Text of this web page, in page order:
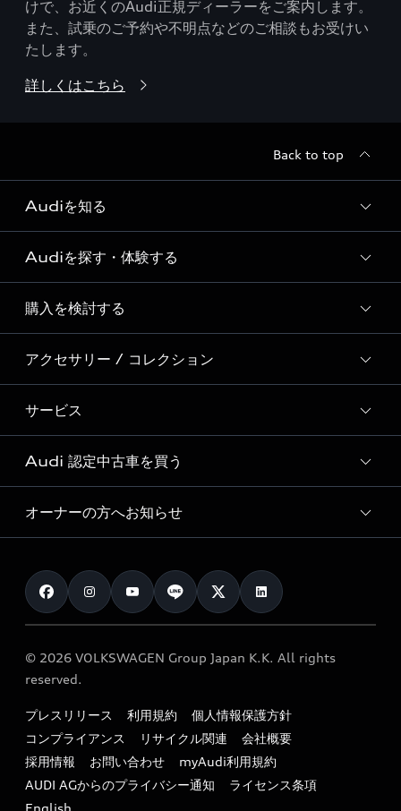
けで、お近くのAudi正規ディーラーをご案内します。
また、試乗のご予約や不明点などのご相談もお受けい
たします。
詳しくはこちら
Back to top
Audiを知る
Audi ブランド
Story of Progress
Audi Sport
Formula 1®
デジタルサービス
Audiを探す・体験する
ディーラー検索
新車在庫検索
試乗車・展示車検索
見積り依頼
試乗予約
購入を検討する
モデル一覧
特別仕様モデル / 限定モデル
e-tronラインアップ
価格シミュレーション
車両比較
カタログ一覧
アクセサリー / コレクション
純正アクセサリー
オンラインショップ
Audi collection
アウディナビアプリ
サービス
サービス入庫予約
サービスプログラム
メンテナンス
車検 / 定期点検
e-tronアフターサポート
myAudi
Audi 認定中古車を買う
Audi認定中古車
クオリティ
保証
メンテナンス
ファイナンス
キャンペーン / イベント
買取査定
オーナーの方へお知らせ
お知らせ
オーナー様向けキャンペーン
特定整備適用車一覧
リサイクル法
よくある質問（FAQ）
© 2026 VOLKSWAGEN Group Japan K.K. All rights
reserved.
プレスリリース 利用規約
個人情報保護方針
コンプライアンス
リサイクル関連
会社概要
採用情報
お問い合わせ
myAudi利用規約
AUDI AGからのプライバシー通知
ライセンス条項
English